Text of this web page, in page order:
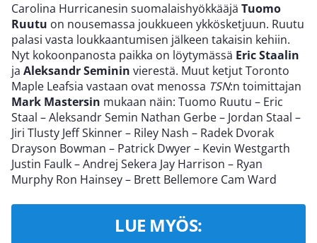
Carolina Hurricanesin suomalaishyökkääjä Tuomo
Ruutu on nousemassa joukkueen ykkösketjuun. Ruutu
palasi vasta loukkaantumisen jälkeen takaisin kehiin.
Nyt kokoonpanosta paikka on löytymässä Eric Staalin
ja Aleksandr Seminin vierestä. Muut ketjut Toronto
Maple Leafsia vastaan ovat menossa TSN:n toimittajan
Mark Mastersin mukaan näin: Tuomo Ruutu – Eric
Staal – Aleksandr Semin Nathan Gerbe – Jordan Staal –
Jiri Tlusty Jeff Skinner – Riley Nash – Radek Dvorak
Drayson Bowman – Patrick Dwyer – Kevin Westgarth
Justin Faulk – Andrej Sekera Jay Harrison – Ryan
Murphy Ron Hainsey – Brett Bellemore Cam Ward
LUE MYÖS: